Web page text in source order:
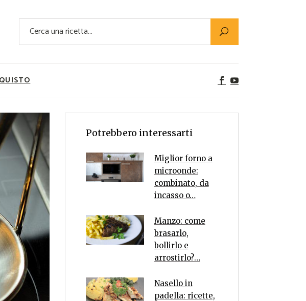
Cerca
Facili e Veloci
Primi Piatti
Dolci
Carne
Secondi
Pizze e Rustici
Contorni
Piatti unici
Pesce
Ricette
per Ingrediente
Utility
Super Alimenti
Ricette Vegetariane
Rumors
Potrebbero interessarti
Miglior forno a
microonde:
combinato, da
incasso o…
Manzo: come
brasarlo,
bollirlo e
arrostirlo?…
Nasello in
padella: ricette,